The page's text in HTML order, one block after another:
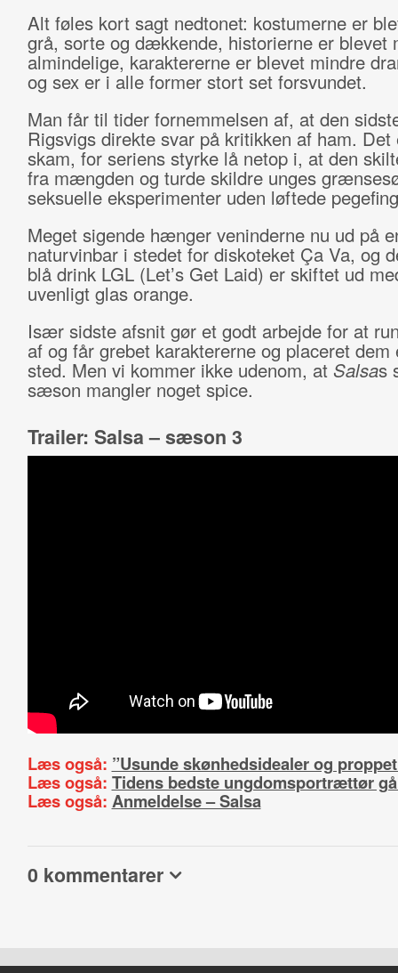
Alt føles kort sagt nedtonet: kostumerne er
grå, sorte og dækkende, historierne er blevet
almindelige, karaktererne er blevet mindre
og sex er i alle former stort set forsvundet.
Man får til tider fornemmelsen af, at den
Rigsvigs direkte svar på kritikken af ham. Det
skam, for seriens styrke lå netop i, at den
fra mængden og turde skildre unges
seksuelle eksperimenter uden løftede
Meget sigende hænger veninderne nu ud på
naturvinbar i stedet for diskoteket Ça Va, og
blå drink LGL (Let’s Get Laid) er skiftet ud
uvenligt glas orange.
Især sidste afsnit gør et godt arbejde for at
af og får grebet karaktererne og placeret dem
sted. Men vi kommer ikke udenom, at Salsas
sæson mangler noget spice.
Trailer: Salsa – sæson 3
Læs også: ”Usunde skønhedsidealer og
Læs også: Tidens bedste ungdomsportrættør
Læs også: Anmeldelse – Salsa
0 kommentarer